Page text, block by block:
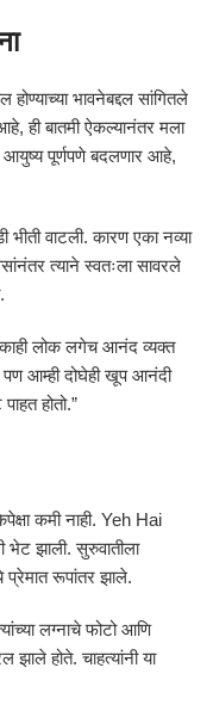
होण्याच्या भावनेबद्दल सांगितले
आहे, ही बातमी ऐकल्यानंतर मला
आयुष्य पूर्णपणे बदलणार आहे,
भीती वाटली. कारण एका नव्या
त्याने स्वतःला सावरले
काही लोक लगेच आनंद व्यक्त
पण आम्ही दोघेही खूप आनंदी
होतो.”
कमी नाही. Yeh Hai
भेट झाली. सुरुवातीला
प्रेमात रूपांतर झाले.
लग्नाचे फोटो आणि
झाले होते. चाहत्यांनी या